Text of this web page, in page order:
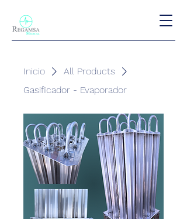
Inicio
All Products
Gasificador - Evaporador